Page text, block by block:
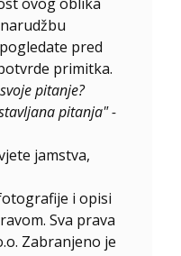
pred
primitka.
pitanje?
pitanja" -
jamstva,
i opisi
Sva prava
Zabranjeno je